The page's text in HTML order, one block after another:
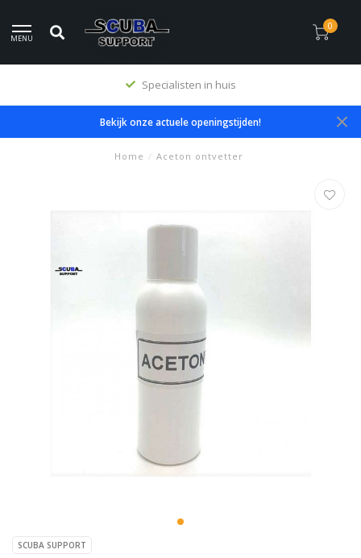
MENU
0
Specialisten in huis
Bekijk onze actuele openingstijden!
Home / Aceton ontvetter
SCUBA SUPPORT